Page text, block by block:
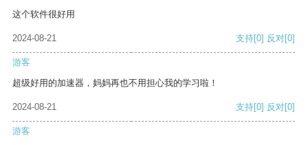
这个软件很好用
2024-08-21 支持[0] 反对[0]
游客
超级好用的加速器，妈妈再也不用担心我的学习啦！
2024-08-21 支持[0] 反对[0]
游客